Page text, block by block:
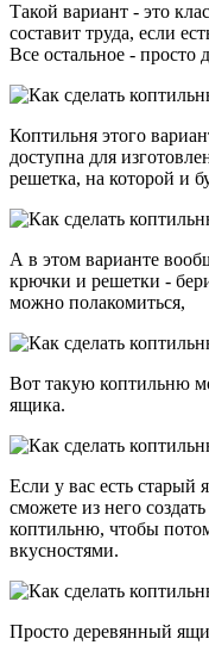
Такой вариант - это
составит труда, если
Все остальное - просто
Коптильня этого
доступна для
решетка, на которой и
А в этом варианте
крючки и решетки -
можно полакомиться,
Вот такую коптильню
ящика.
Если у вас есть старый
сможете из него
коптильню, чтобы
вкусностями.
Просто деревянный